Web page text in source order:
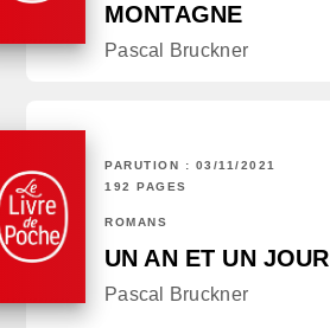
MONTAGNE
Pascal Bruckner
PARUTION : 03/11/2021
192 PAGES
ROMANS
UN AN ET UN JOUR
Pascal Bruckner